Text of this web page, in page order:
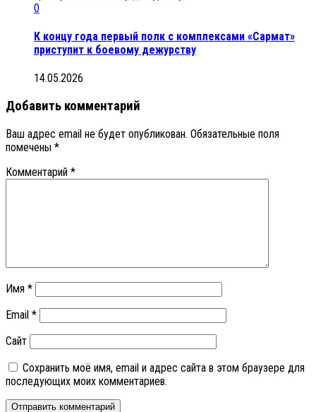
0
К концу года первый полк с комплексами «Сармат»
приступит к боевому дежурству
14.05.2026
Добавить комментарий
Ваш адрес email не будет опубликован. Обязательные поля
помечены *
Комментарий *
Имя *
Email *
Сайт
Сохранить моё имя, email и адрес сайта в этом браузере для
последующих моих комментариев.